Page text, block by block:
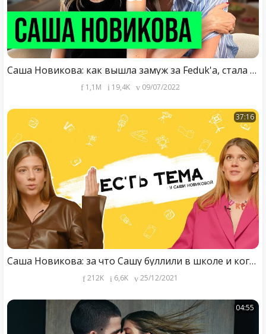
Саша Новикова: как вышла замуж за Feduk'а, стала мамой и запустила собственный бизнес
1,1M 19,4K 09/07/2022
37:16
Саша Новикова: за что Сашу буллили в школе и кого буллила она?
212K 6,6K 25/12/2021
04:55